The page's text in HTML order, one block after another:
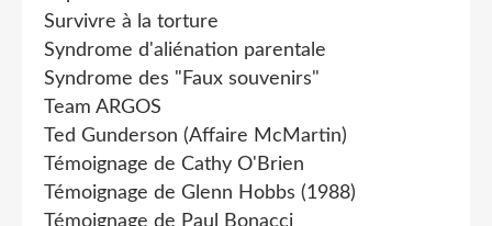
Survivre à la torture
Syndrome d'aliénation parentale
Syndrome des "Faux souvenirs"
Team ARGOS
Ted Gunderson (Affaire McMartin)
Témoignage de Cathy O'Brien
Témoignage de Glenn Hobbs (1988)
Témoignage de Paul Bonacci